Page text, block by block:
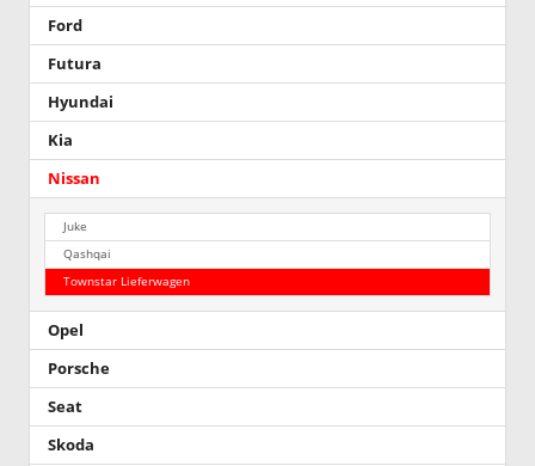
Ford
Futura
Hyundai
Kia
Nissan
Juke
Qashqai
Townstar Lieferwagen
Opel
Porsche
Seat
Skoda